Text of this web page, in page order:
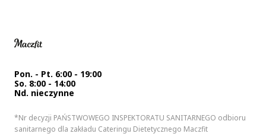
Pon. - Pt. 6:00 - 19:00
So. 8:00 - 14:00
Nd. nieczynne
*Nr decyzji PAŃSTWOWEGO INSPEKTORATU SANITARNEGO odbioru
sanitarnego dla zakładu Cateringu Dietetycznego Maczfit